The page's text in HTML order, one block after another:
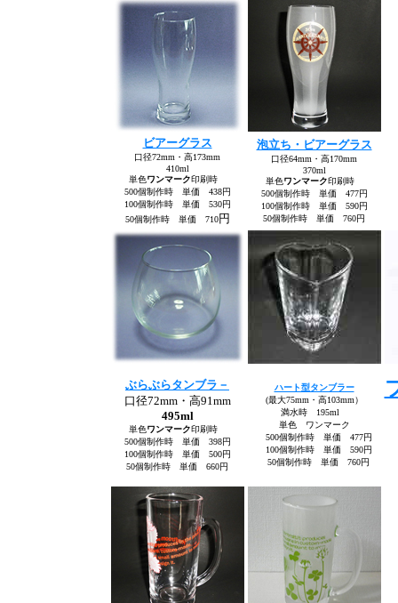
ビアーグラス
口径72mm・高173mm
410ml
単色ワンマーク印刷時
500個制作時 単価 438円
100個制作時 単価 530円
50個制作時 単価 710円
泡立ち・ビアーグラス
口径64mm・高170mm
370ml
単色ワンマーク印刷時
500個制作時 単価 477円
100個制作時 単価 590円
50個制作時 単価 760円
ぶらぶらタンブラ－
口径72mm・高91mm
495ml
単色ワンマーク印刷時
500個制作時 単価 398円
100個制作時 単価 500円
50個制作時 単価 660円
ハート型タンブラー
(最大75mm・高103mm）
満水時 195ml
単色 ワンマーク
500個制作時 単価 477円
100個制作時 単価 590円
50個制作時 単価 760円